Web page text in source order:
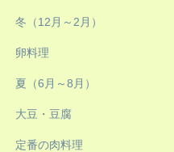
冬（12月～2月）
卵料理
夏（6月～8月）
大豆・豆腐
定番の肉料理